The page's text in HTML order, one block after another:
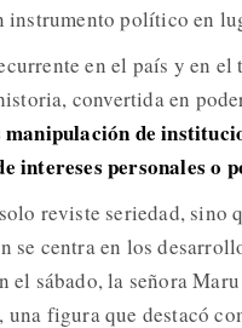
instrumento político en
en el país y en
convertida en
manipulación de
intereses personales o
reviste seriedad, sino
se centra en los
sábado, la señora
figura que destacó